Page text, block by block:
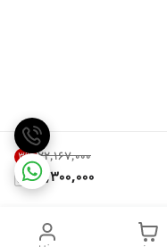
۲۲٬۱۶۷٬۰۰۰ 3%
21,300,000